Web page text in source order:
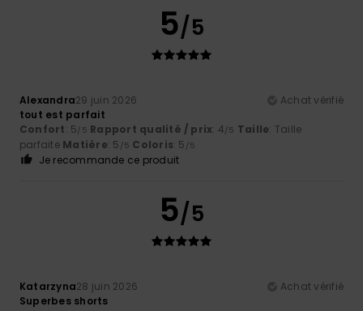
5/5
Alexandra29 juin 2026
Achat vérifié
tout est parfait
Confort: 5/5 Rapport qualité / prix: 4/5 Taille: Taille
parfaite Matière: 5 /5 Coloris: 5 /5
Je recommande ce produit
5/5
Katarzyna28 juin 2026
Achat vérifié
Superbes shorts